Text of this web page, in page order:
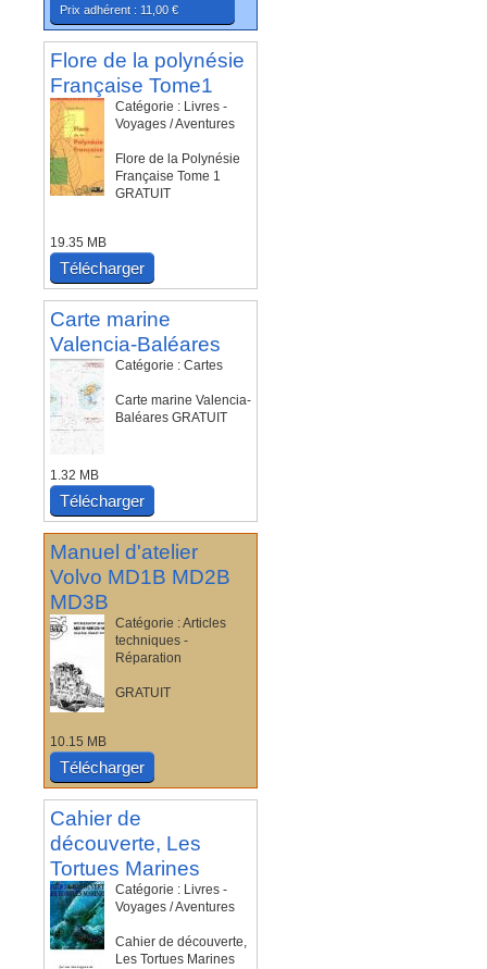
Prix adhérent : 11,00 €
Flore de la polynésie
Française Tome1
Catégorie : Livres -
Voyages / Aventures
Flore de la Polynésie
Française Tome 1
GRATUIT
19.35 MB
Télécharger
Carte marine
Valencia-Baléares
Catégorie : Cartes
Carte marine Valencia-
Baléares GRATUIT
1.32 MB
Télécharger
Manuel d'atelier
Volvo MD1B MD2B
MD3B
Catégorie : Articles
techniques -
Réparation
GRATUIT
10.15 MB
Télécharger
Cahier de
découverte, Les
Tortues Marines
Catégorie : Livres -
Voyages / Aventures
Cahier de découverte,
Les Tortues Marines